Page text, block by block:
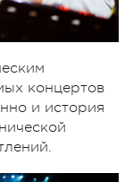
концертов
и история